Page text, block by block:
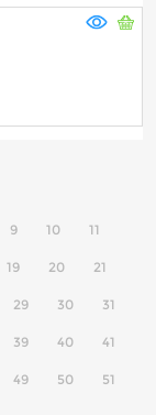
9 10 11
19 20 21
29 30 31
39 40 41
49 50 51